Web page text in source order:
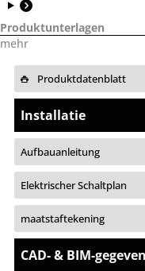
Produktunterlagen
mehr
Produktdatenblatt
Installatie
Aufbauanleitung
Elektrischer Schaltplan
maatstaftekening
CAD- & BIM-